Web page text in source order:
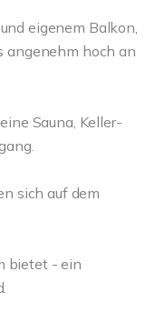
eigenem Balkon,
angenehm hoch an
Sauna, Keller-
sich auf dem
bietet - ein